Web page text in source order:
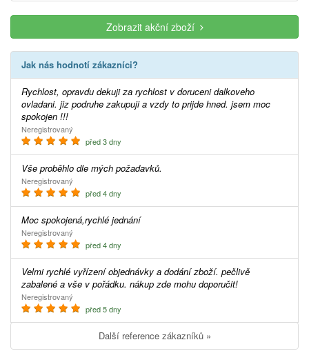
Zobrazit akční zboží
Jak nás hodnotí zákazníci?
Rychlost, opravdu dekuji za rychlost v doruceni dalkoveho
ovladani. jiz podruhe zakupuji a vzdy to prijde hned. jsem moc
spokojen !!!
Neregistrovaný
před 3 dny
Vše proběhlo dle mých požadavků.
Neregistrovaný
před 4 dny
Moc spokojená,rychlé jednání
Neregistrovaný
před 4 dny
Velmi rychlé vyřízení objednávky a dodání zboží. pečlivě
zabalené a vše v pořádku. nákup zde mohu doporučit!
Neregistrovaný
před 5 dny
Další reference zákazníků »